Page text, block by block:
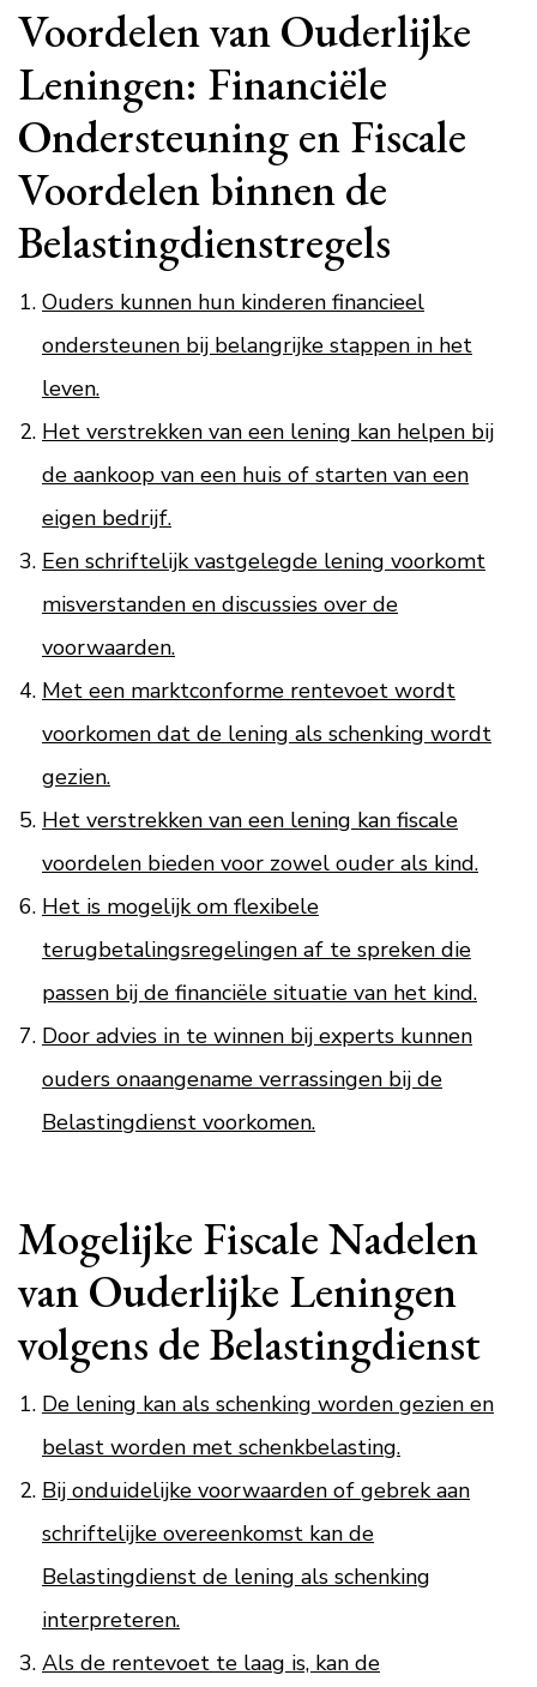
Voordelen van Ouderlijke
Leningen: Financiële
Ondersteuning en Fiscale
Voordelen binnen de
Belastingdienstregels
Ouders kunnen hun kinderen financieel
ondersteunen bij belangrijke stappen in het
leven.
Het verstrekken van een lening kan helpen bij
de aankoop van een huis of starten van een
eigen bedrijf.
Een schriftelijk vastgelegde lening voorkomt
misverstanden en discussies over de
voorwaarden.
Met een marktconforme rentevoet wordt
voorkomen dat de lening als schenking wordt
gezien.
Het verstrekken van een lening kan fiscale
voordelen bieden voor zowel ouder als kind.
Het is mogelijk om flexibele
terugbetalingsregelingen af te spreken die
passen bij de financiële situatie van het kind.
Door advies in te winnen bij experts kunnen
ouders onaangename verrassingen bij de
Belastingdienst voorkomen.
Mogelijke Fiscale Nadelen
van Ouderlijke Leningen
volgens de Belastingdienst
De lening kan als schenking worden gezien en
belast worden met schenkbelasting.
Bij onduidelijke voorwaarden of gebrek aan
schriftelijke overeenkomst kan de
Belastingdienst de lening als schenking
interpreteren.
Als de rentevoet te laag is, kan de